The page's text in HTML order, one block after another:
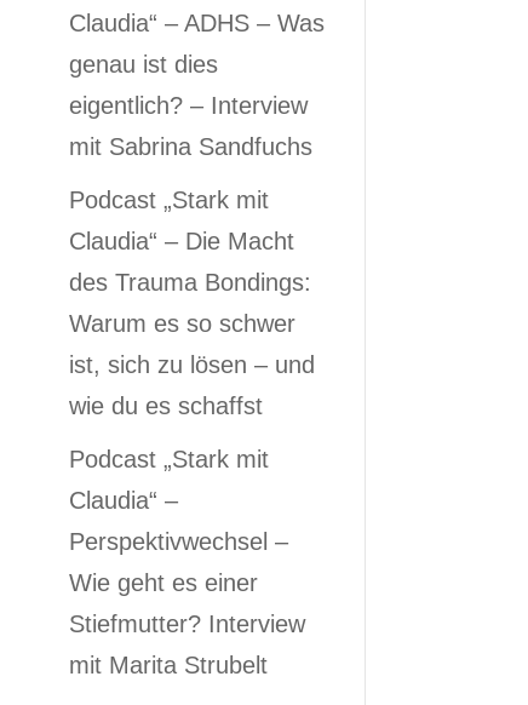
Claudia“ – ADHS – Was
genau ist dies
eigentlich? – Interview
mit Sabrina Sandfuchs
Podcast „Stark mit
Claudia“ – Die Macht
des Trauma Bondings:
Warum es so schwer
ist, sich zu lösen – und
wie du es schaffst
Podcast „Stark mit
Claudia“ –
Perspektivwechsel –
Wie geht es einer
Stiefmutter? Interview
mit Marita Strubelt